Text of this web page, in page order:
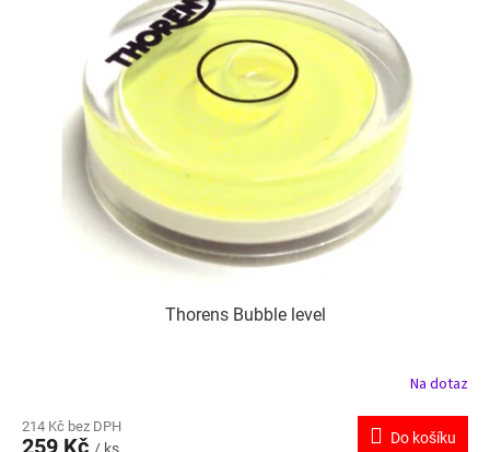
Thorens Bubble level
Na dotaz
214 Kč bez DPH
Do košíku